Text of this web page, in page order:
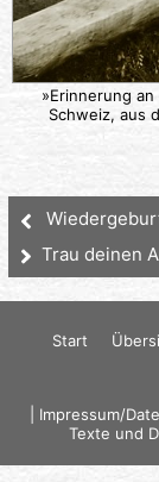
»Erinnerung
Schweiz, aus
Trau deinen
Start
Impressum/
Texte und